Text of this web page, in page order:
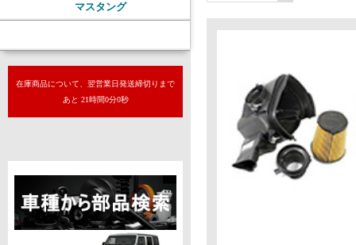
マスタング
在庫商品について、翌営業日発送締切りまで
あと 20時間59分59秒